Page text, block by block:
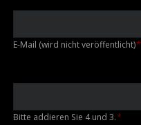
Pflichtfeld
E-Mail (wird nicht veröffentlicht)*
Bitte addieren Sie 4 und 3.*